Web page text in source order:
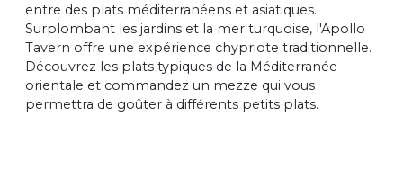
entre des plats méditerranéens et asiatiques.
Surplombant les jardins et la mer turquoise, l'Apollo
Tavern offre une expérience chypriote traditionnelle.
Découvrez les plats typiques de la Méditerranée
orientale et commandez un mezze qui vous
permettra de goûter à différents petits plats.